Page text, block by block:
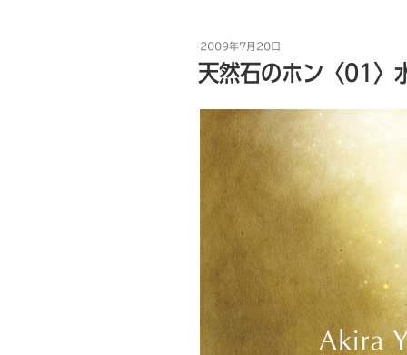
投
日:
2009年7月20日
天然石のホン〈01〉